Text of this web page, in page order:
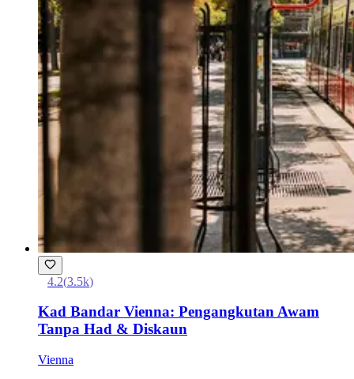
4.2(3.5k)
Kad Bandar Vienna: Pengangkutan Awam
Tanpa Had & Diskaun
Vienna